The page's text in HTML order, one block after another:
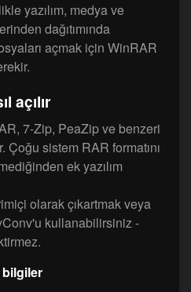
yazılım, medya ve
dağıtımında
açmak için WinRAR
açılır
7-Zip, PeaZip ve benzeri
Çoğu sistem RAR formatını
ek yazılım
olarak çıkartmak veya
kullanabilirsiniz -
bilgiler